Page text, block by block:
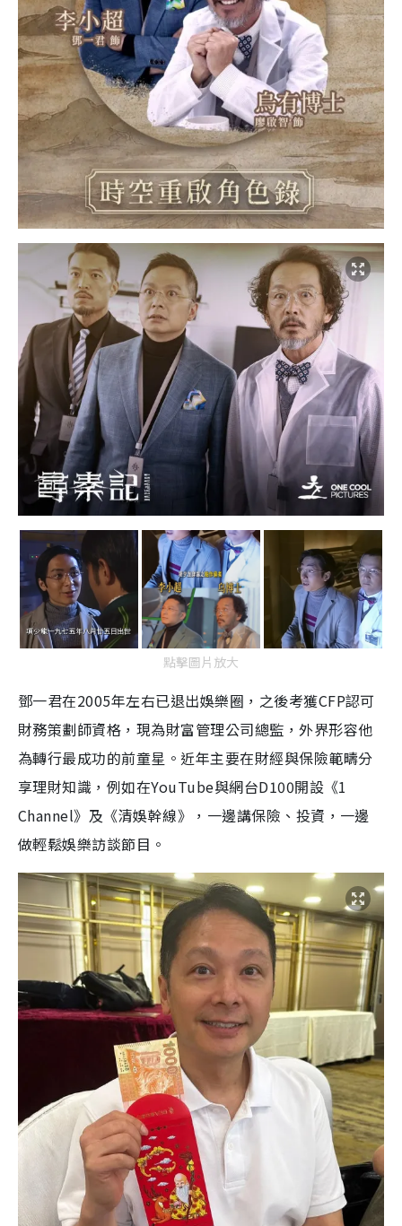
點擊圖片放大
鄧一君在2005年左右已退出娛樂圈，之後考獲CFP認可
財務策劃師資格，現為財富管理公司總監，外界形容他
為轉行最成功的前童星。​近年主要在財經與保險範疇分
享理財知識，例如在YouTube與網台D100開設《1
Channel》及《清娛幹線》，一邊講保險、投資，一邊
做輕鬆娛樂訪談節目。